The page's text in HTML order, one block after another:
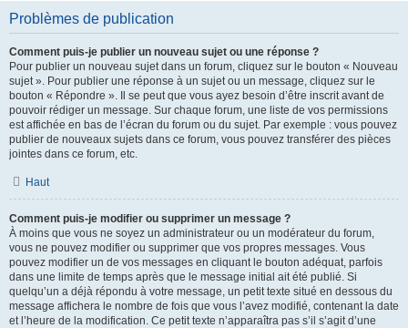
Problèmes de publication
Comment puis-je publier un nouveau sujet ou une réponse ?
Pour publier un nouveau sujet dans un forum, cliquez sur le bouton « Nouveau
sujet ». Pour publier une réponse à un sujet ou un message, cliquez sur le
bouton « Répondre ». Il se peut que vous ayez besoin d’être inscrit avant de
pouvoir rédiger un message. Sur chaque forum, une liste de vos permissions
est affichée en bas de l’écran du forum ou du sujet. Par exemple : vous pouvez
publier de nouveaux sujets dans ce forum, vous pouvez transférer des pièces
jointes dans ce forum, etc.
Haut
Comment puis-je modifier ou supprimer un message ?
À moins que vous ne soyez un administrateur ou un modérateur du forum,
vous ne pouvez modifier ou supprimer que vos propres messages. Vous
pouvez modifier un de vos messages en cliquant le bouton adéquat, parfois
dans une limite de temps après que le message initial ait été publié. Si
quelqu’un a déjà répondu à votre message, un petit texte situé en dessous du
message affichera le nombre de fois que vous l’avez modifié, contenant la date
et l’heure de la modification. Ce petit texte n’apparaîtra pas s’il s’agit d’une